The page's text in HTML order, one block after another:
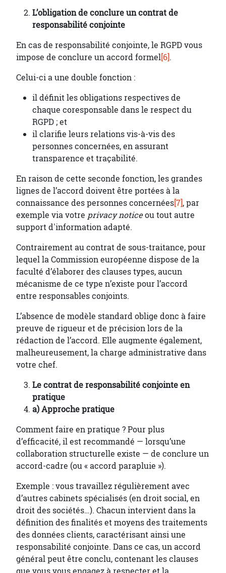
L’obligation de conclure un contrat de
responsabilité conjointe
En cas de responsabilité conjointe, le RGPD vous
impose de conclure un accord formel[6].
Celui-ci a une double fonction :
il définit les obligations respectives de
chaque coresponsable dans le respect du
RGPD ; et
il clarifie leurs relations vis-à-vis des
personnes concernées, en assurant
transparence et traçabilité.
En raison de cette seconde fonction, les grandes
lignes de l’accord doivent être portées à la
connaissance des personnes concernées[7], par
exemple via votre privacy noticeou tout autre
support d'information adapté.
Contrairement au contrat de sous-traitance, pour
lequel la Commission européenne dispose de la
faculté d’élaborer des clauses types, aucun
mécanisme de ce type n’existe pour l’accord
entre responsables conjoints.
L’absence de modèle standard oblige donc à faire
preuve de rigueur et de précision lors de la
rédaction de l’accord. Elle augmente également,
malheureusement, la charge administrative dans
votre chef.
Le contrat de responsabilité conjointe en
pratique
a) Approche pratique
Comment faire en pratique ? Pour plus
d’efficacité, il est recommandé — lorsqu’une
collaboration structurelle existe — de conclure un
accord-cadre (ou « accord parapluie »).
Exemple : vous travaillez régulièrement avec
d’autres cabinets spécialisés (en droit social, en
droit des sociétés…). Chacun intervient dans la
définition des finalités et moyens des traitements
des données clients, caractérisant ainsi une
responsabilité conjointe. Dans ce cas, un accord
général peut être conclu, contenant les clauses